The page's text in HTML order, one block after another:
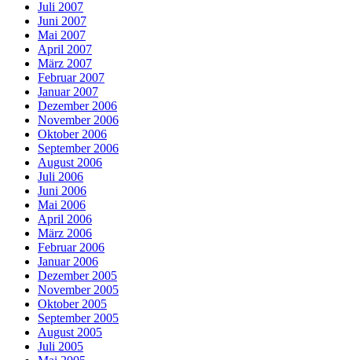
Juli 2007
Juni 2007
Mai 2007
April 2007
März 2007
Februar 2007
Januar 2007
Dezember 2006
November 2006
Oktober 2006
September 2006
August 2006
Juli 2006
Juni 2006
Mai 2006
April 2006
März 2006
Februar 2006
Januar 2006
Dezember 2005
November 2005
Oktober 2005
September 2005
August 2005
Juli 2005